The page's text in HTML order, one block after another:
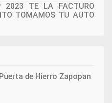
2023 TE LA FACTURO
TOMAMOS TU AUTO
de Hierro Zapopan